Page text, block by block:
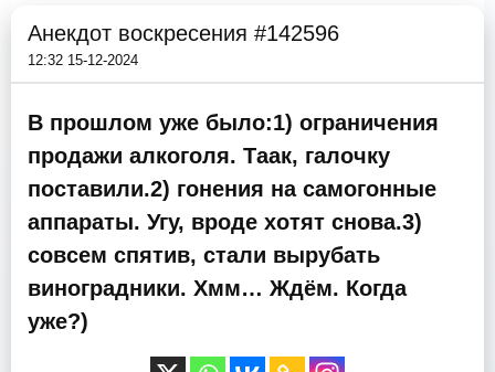
Анекдот воскресения #142596
12:32 15-12-2024
В прошлом уже было:1) ограничения
продажи алкоголя. Таак, галочку
поставили.2) гонения на самогонные
аппараты. Угу, вроде хотят снова.3)
совсем спятив, стали вырубать
виноградники. Хмм… Ждём. Когда
уже?)